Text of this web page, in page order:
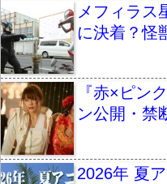
メフィラス
に決着？怪
『赤×ピン
ン公開・禁
2026年 夏